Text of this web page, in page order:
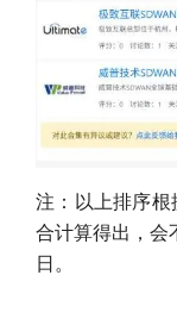
注：以上排序根
合计算得出，会
日。